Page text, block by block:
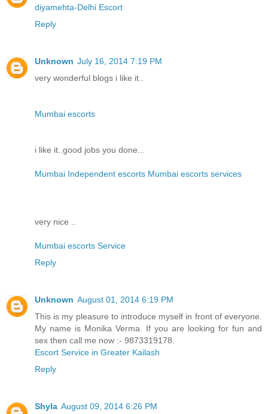
diyamehta-Delhi Escort
Reply
Unknown July 16, 2014 7:19 PM
very wonderful blogs i like it..
Mumbai escorts
i like it..good jobs you done...
Mumbai Independent escorts Mumbai escorts services
very nice ..
Mumbai escorts Service
Reply
Unknown August 01, 2014 6:19 PM
This is my pleasure to introduce myself in front of everyone.
My name is Monika Verma. If you are looking for fun and
sex then call me now :- 9873319178.
Escort Service in Greater Kailash
Reply
Shyla August 09, 2014 6:26 PM